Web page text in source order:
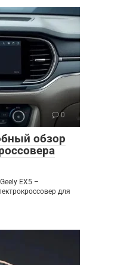
0
обзор
EX5 –
для